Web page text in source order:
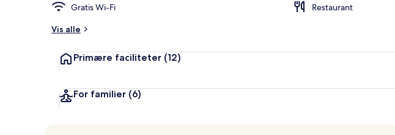
a
f
Gratis Wi-Fi
Restaurant
Vis alle
Primære faciliteter (12)
For familier (6)